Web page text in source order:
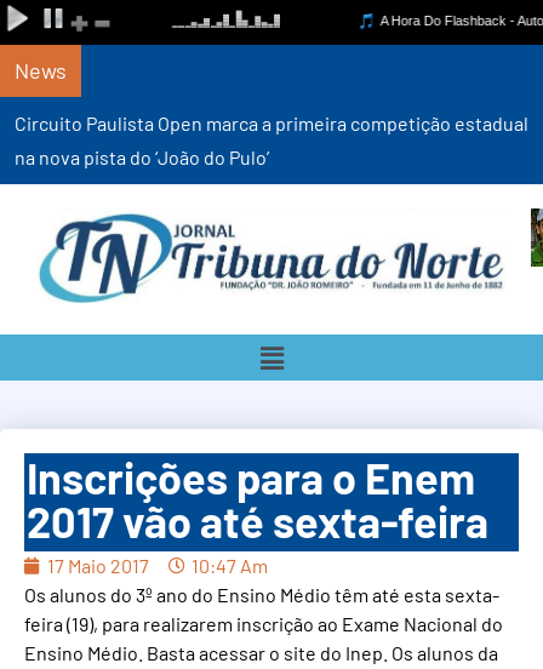
News
Circuito Paulista Open marca a primeira competição estadual
na nova pista do ‘João do Pulo’
Inscrições para o Enem
2017 vão até sexta-feira
17 Maio 2017
10:47 Am
Os alunos do 3º ano do Ensino Médio têm até esta sexta-
feira (19), para realizarem inscrição ao Exame Nacional do
Ensino Médio. Basta acessar o site do Inep. Os alunos da